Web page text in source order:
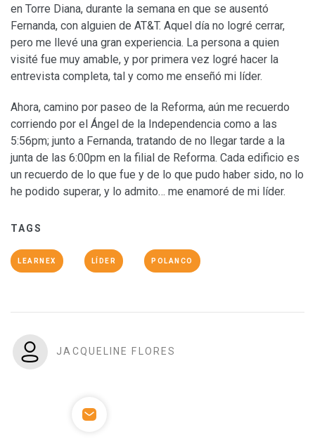
en Torre Diana, durante la semana en que se ausentó
Fernanda, con alguien de AT&T. Aquel día no logré cerrar,
pero me llevé una gran experiencia. La persona a quien
visité fue muy amable, y por primera vez logré hacer la
entrevista completa, tal y como me enseñó mi líder.
Ahora, camino por paseo de la Reforma, aún me recuerdo
corriendo por el Ángel de la Independencia como a las
5:56pm; junto a Fernanda, tratando de no llegar tarde a la
junta de las 6:00pm en la filial de Reforma. Cada edificio es
un recuerdo de lo que fue y de lo que pudo haber sido, no lo
he podido superar, y lo admito… me enamoré de mi líder.
TAGS
LEARNEX LÍDER POLANCO
JACQUELINE FLORES